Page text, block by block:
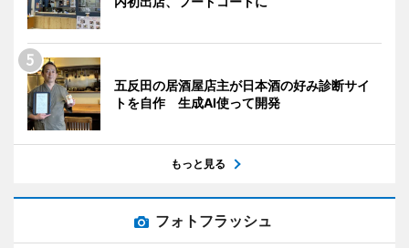
五反田の居酒屋店主が日本酒の好み診断サイ
トを自作 生成AI使って開発
もっと見る
フォトフラッシュ